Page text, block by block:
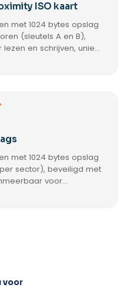
ISO kaart
met 1024 bytes opslag
(sleutels A en B),
en schrijven, uniek
met 1024 bytes opslag
sector), beveiligd met
voor
voor